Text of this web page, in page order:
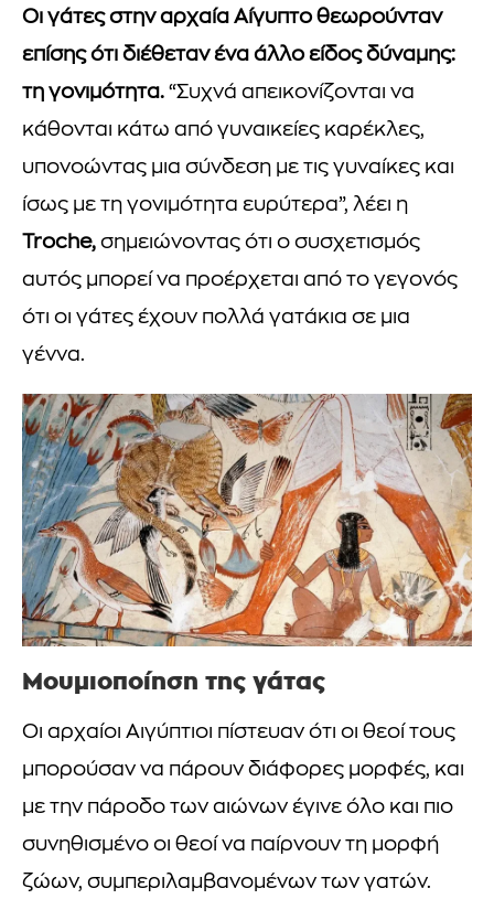
Οι γάτες στην αρχαία Αίγυπτο θεωρούνταν
επίσης ότι διέθεταν ένα άλλο είδος δύναμης:
τη γονιμότητα. “Συχνά απεικονίζονται να
κάθονται κάτω από γυναικείες καρέκλες,
υπονοώντας μια σύνδεση με τις γυναίκες και
ίσως με τη γονιμότητα ευρύτερα”, λέει η
Troche, σημειώνοντας ότι ο συσχετισμός
αυτός μπορεί να προέρχεται από το γεγονός
ότι οι γάτες έχουν πολλά γατάκια σε μια
γέννα.
Μουμιοποίηση της γάτας
Οι αρχαίοι Αιγύπτιοι πίστευαν ότι οι θεοί τους
μπορούσαν να πάρουν διάφορες μορφές, και
με την πάροδο των αιώνων έγινε όλο και πιο
συνηθισμένο οι θεοί να παίρνουν τη μορφή
ζώων, συμπεριλαμβανομένων των γατών.